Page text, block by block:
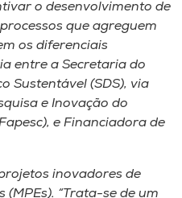
o desenvolvimento de
que agreguem
os diferenciais
entre a Secretaria do
Sustentável (SDS), via
e Inovação do
e Financiadora de
inovadores de
(MPEs). “Trata-se de um